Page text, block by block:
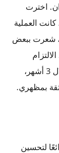
اخترت
العملية
شعرت ببعض
بتعليمات الطبيب، زالت الأعراض تدريجيًا. خلال 3 أشهر،
بمظهري.
لتحسين